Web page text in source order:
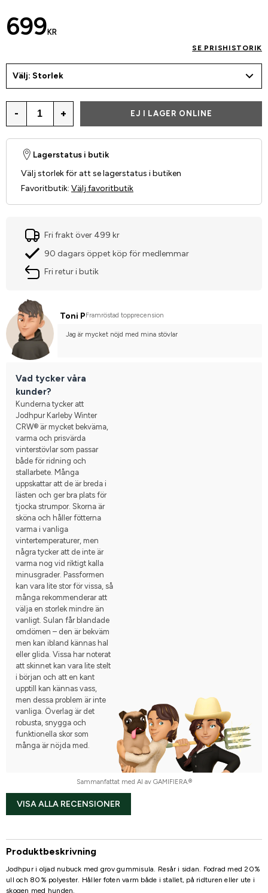
699 KR
SE PRISHISTORIK
Välj: Storlek
- + EJ I LAGER ONLINE
Lagerstatus i butik
Välj storlek för att se lagerstatus i butiken
Favoritbutik: Välj favoritbutik
Fri frakt över 499 kr
90 dagars öppet köp för medlemmar
Fri retur i butik
Toni P Framröstad topprecension
Jag är mycket nöjd med mina stövlar
Vad tycker våra
kunder?
Kunderna tycker att
Jodhpur Karleby Winter
CRW® är mycket bekväma,
varma och prisvärda
vinterstövlar som passar
både för ridning och
stallarbete. Många
uppskattar att de är breda i
lästen och ger bra plats för
tjocka strumpor. Skorna är
sköna och håller fötterna
varma i vanliga
vintertemperaturer, men
några tycker att de inte är
varma nog vid riktigt kalla
minusgrader. Passformen
kan vara lite stor för vissa, så
många rekommenderar att
välja en storlek mindre än
vanligt. Sulan får blandade
omdömen – den är bekväm
men kan ibland kännas hal
eller glida. Vissa har noterat
att skinnet kan vara lite stelt
i början och att en kant
upptill kan kännas vass,
men dessa problem är inte
vanliga. Överlag är det
robusta, snygga och
funktionella skor som
många är nöjda med.
Sammanfattat med AI av GAMIFIERA.®
VISA ALLA RECENSIONER
Produktbeskrivning
Jodhpur i oljad nubuck med grov gummisula. Resår i sidan. Fodrad med 20%
ull och 80% polyester. Håller foten varm både i stallet, på ridturen eller ute i
skogen med hunden.